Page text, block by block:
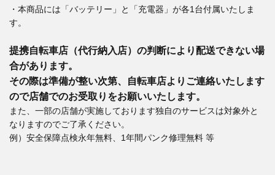
・本商品には「バッテリー」と「充電器」が各1台付属いたしま
す。
提携自転車店（代行納入店）の判断により配送できない場
合があります。
その際は準備が整い次第、自転車店よりご連絡いたします
ので店舗でのお受取りをお願いいたします。
また、一部の店舗が実施しております独自のサービスは対象外と
なりますのでご了承ください。
例）安全保障点検永年無料、1年間パンク修理無料 等